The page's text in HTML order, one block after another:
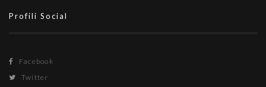
Profili Social
Facebook
Twitter